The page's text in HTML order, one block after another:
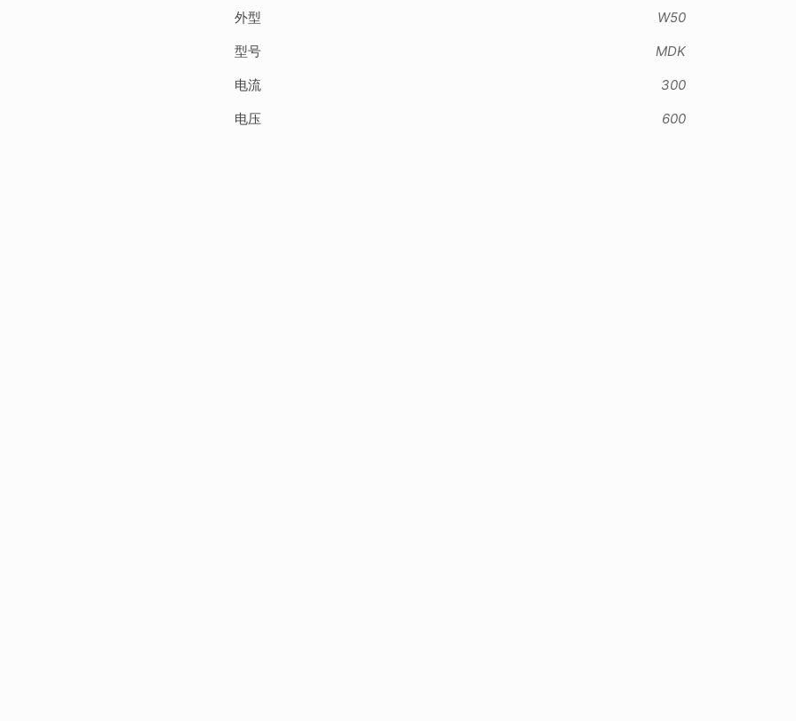
外型
W50
型号
MDK
电流
300
电压
600